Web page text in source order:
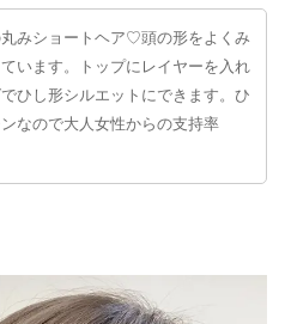
みショートヘア♡頭の形をよくみ
います。トップにレイヤーを入れ
ひし形シルエットにできます。ひ
なので大人女性からの支持率